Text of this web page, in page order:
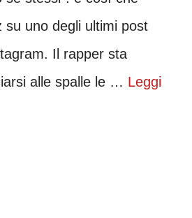
su uno degli ultimi post
Il rapper sta
alle spalle le … Leggi